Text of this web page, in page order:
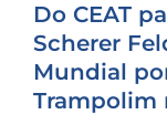
Do CEAT
Scherer
Mundial
Trampolim